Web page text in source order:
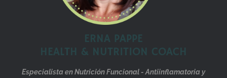
ERNA PAPPE
HEALTH & NUTRITION COACH
Especialista en Nutrición Funcional - Antiinflamatoria y